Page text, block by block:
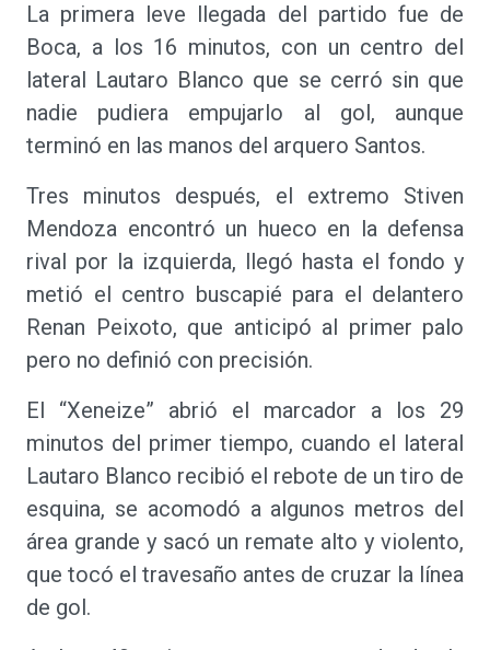
La primera leve llegada del partido fue de
Boca, a los 16 minutos, con un centro del
lateral Lautaro Blanco que se cerró sin que
nadie pudiera empujarlo al gol, aunque
terminó en las manos del arquero Santos.
Tres minutos después, el extremo Stiven
Mendoza encontró un hueco en la defensa
rival por la izquierda, llegó hasta el fondo y
metió el centro buscapié para el delantero
Renan Peixoto, que anticipó al primer palo
pero no definió con precisión.
El “Xeneize” abrió el marcador a los 29
minutos del primer tiempo, cuando el lateral
Lautaro Blanco recibió el rebote de un tiro de
esquina, se acomodó a algunos metros del
área grande y sacó un remate alto y violento,
que tocó el travesaño antes de cruzar la línea
de gol.